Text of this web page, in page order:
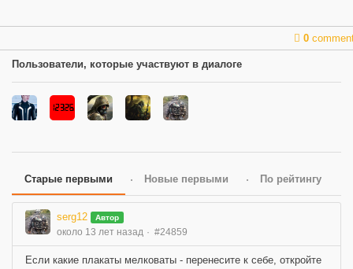
0
Пользователи, которые участвуют в диалоге
Старые первыми Новые первыми По рейтингу
serg12 Автор
около 13 лет назад #24859
Если какие плакаты мелковаты - перенесите к себе, откройте